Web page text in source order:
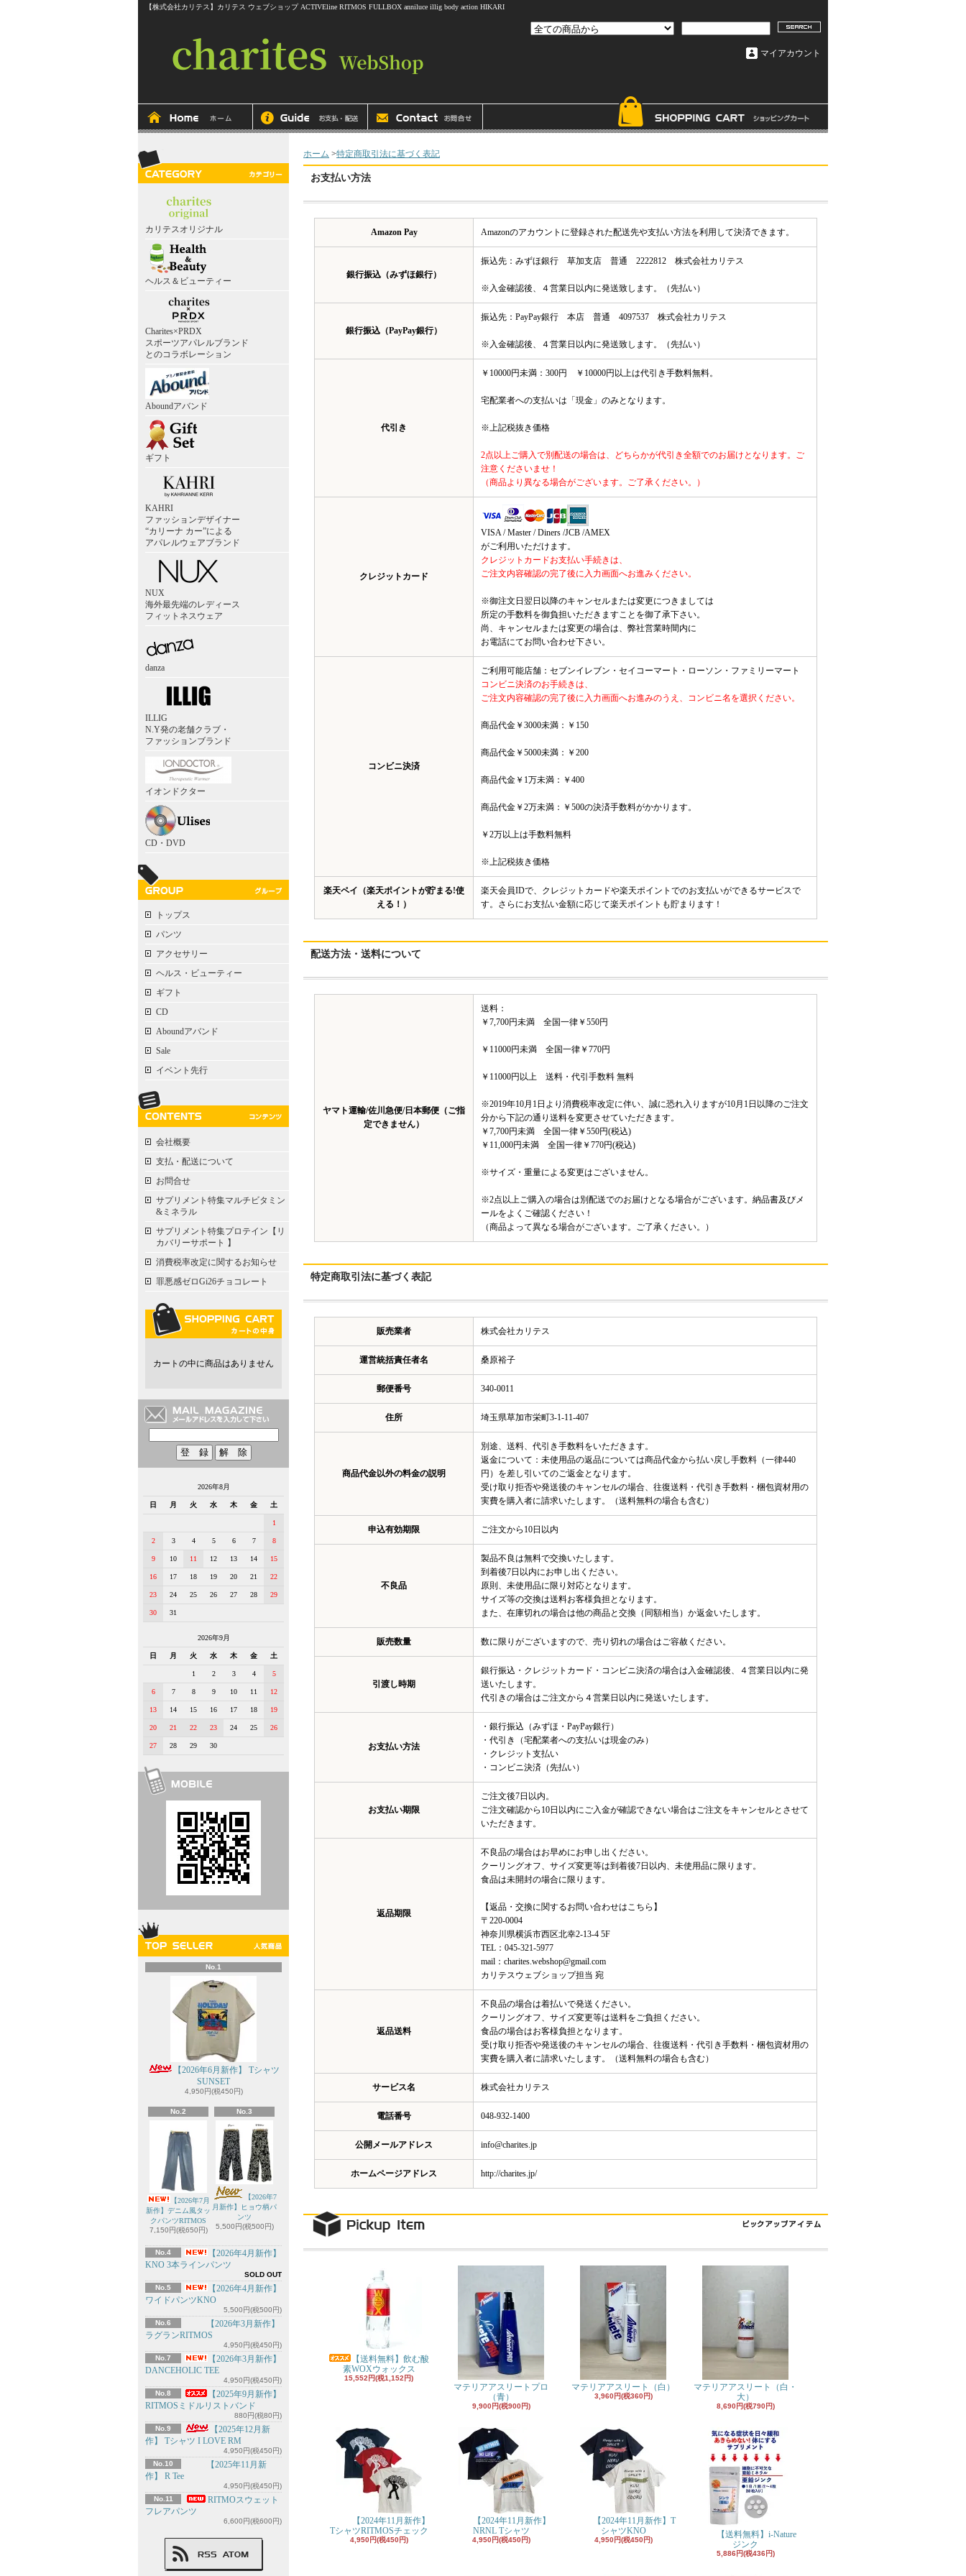
【株式会社カリテス】カリテス ウェブショップ ACTIVEline RITMOS FULLBOX anniluce illig body action HIKARI
マイアカウント
カリテスオリジナル
ヘルス＆ビューティー
Charites×PRDX
スポーツアパレルブランド
とのコラボレーション
Aboundアバンド
ギフト
KAHRI
ファッションデザイナー
“カリーナ カー”による
アパレルウェアブランド
NUX
海外最先端のレディース
フィットネスウェア
danza
ILLIG
N.Y発の老舗クラブ・
ファッションブランド
イオンドクター
CD・DVD
トップス
パンツ
アクセサリー
ヘルス・ビューティー
ギフト
CD
Aboundアバンド
Sale
イベント先行
会社概要
支払・配送について
お問合せ
サプリメント特集マルチビタミン
&ミネラル
サプリメント特集プロテイン【リ
カバリーサポート 】
消費税率改定に関するお知らせ
罪悪感ゼロGi26チョコレート
カートの中に商品はありません
2026年8月
日 月 火 水 木 金 土
1
2 3 4 5 6 7 8
9 10 11 12 13 14 15
16 17 18 19 20 21 22
23 24 25 26 27 28 29
30 31
2026年9月
日 月 火 水 木 金 土
1 2 3 4 5
6 7 8 9 10 11 12
13 14 15 16 17 18 19
20 21 22 23 24 25 26
27 28 29 30
No.1
【2026年6月新作】 Tシャツ
SUNSET
4,950円(税450円)
No.2
【2026年7月
新作】デニム風タッ
クパンツRITMOS
7,150円(税650円)
No.3
【2026年7
月新作】ヒョウ柄パ
ンツ
5,500円(税500円)
No.4
【2026年4月新作】
KNO 3本ラインパンツ
SOLD OUT
No.5
【2026年4月新作】
ワイドパンツKNO
5,500円(税500円)
No.6
【2026年3月新作】
ラグランRITMOS
4,950円(税450円)
No.7
【2026年3月新作】
DANCEHOLIC TEE
4,950円(税450円)
No.8
【2025年9月新作】
RITMOSミドルリストバンド
880円(税80円)
No.9
【2025年12月新
作】 Tシャツ I LOVE RM
4,950円(税450円)
No.10
【2025年11月新
作】 R Tee
4,950円(税450円)
No.11
RITMOスウェット
フレアパンツ
6,600円(税600円)
ホーム >特定商取引法に基づく表記
お支払い方法
Amazon Pay Amazonのアカウントに登録された配送先や支払い方法を利用して決済できます。
銀行振込（みずほ銀行）
振込先：みずほ銀行 草加支店 普通 2222812 株式会社カリテス
※入金確認後、４営業日以内に発送致します。（先払い）
銀行振込（PayPay銀行）
振込先：PayPay銀行 本店 普通 4097537 株式会社カリテス
※入金確認後、４営業日以内に発送致します。（先払い）
代引き
￥10000円未満：300円 ￥10000円以上は代引き手数料無料。
宅配業者への支払いは「現金」のみとなります。
※上記税抜き価格
2点以上ご購入で別配送の場合は、どちらかが代引き全額でのお届けとなります。ご
注意くださいませ！
（商品より異なる場合がございます。ご了承ください。）
クレジットカード
VISA / Master / Diners /JCB /AMEX
がご利用いただけます。
クレジットカードお支払い手続きは、
ご注文内容確認の完了後に入力画面へお進みください。
※御注文日翌日以降のキャンセルまたは変更につきましては
所定の手数料を御負担いただきますことを御了承下さい。
尚、キャンセルまたは変更の場合は、弊社営業時間内に
お電話にてお問い合わせ下さい。
コンビニ決済
ご利用可能店舗：セブンイレブン・セイコーマート・ローソン・ファミリーマート
コンビニ決済のお手続きは、
ご注文内容確認の完了後に入力画面へお進みのうえ、コンビニ名を選択ください。
商品代金￥3000未満：￥150
商品代金￥5000未満：￥200
商品代金￥1万未満：￥400
商品代金￥2万未満：￥500の決済手数料がかかります。
￥2万以上は手数料無料
※上記税抜き価格
楽天ペイ（楽天ポイントが貯まる!使
える！）
楽天会員IDで、クレジットカードや楽天ポイントでのお支払いができるサービスで
す。さらにお支払い金額に応じて楽天ポイントも貯まります！
配送方法・送料について
ヤマト運輸/佐川急便/日本郵便（ご指
定できません）
送料：
￥7,700円未満 全国一律￥550円
￥11000円未満 全国一律￥770円
￥11000円以上 送料・代引手数料 無料
※2019年10月1日より消費税率改定に伴い、誠に恐れ入りますが10月1日以降のご注文
分から下記の通り送料を変更させていただきます。
￥7,700円未満 全国一律￥550円(税込)
￥11,000円未満 全国一律￥770円(税込)
※サイズ・重量による変更はございません。
※2点以上ご購入の場合は別配送でのお届けとなる場合がございます。納品書及びメ
ールをよくご確認ください！
（商品よって異なる場合がございます。ご了承ください。）
特定商取引法に基づく表記
販売業者 株式会社カリテス
運営統括責任者名 桑原裕子
郵便番号 340-0011
住所 埼玉県草加市栄町3-1-11-407
商品代金以外の料金の説明
別途、送料、代引き手数料をいただきます。
返金について：未使用品の返品については商品代金から払い戻し手数料（一律440
円）を差し引いてのご返金となります。
受け取り拒否や発送後のキャンセルの場合、往復送料・代引き手数料・梱包資材用の
実費を購入者に請求いたします。（送料無料の場合も含む）
申込有効期限 ご注文から10日以内
不良品
製品不良は無料で交換いたします。
到着後7日以内にお申し出ください。
原則、未使用品に限り対応となります。
サイズ等の交換は送料お客様負担となります。
また、在庫切れの場合は他の商品と交換（同額相当）か返金いたします。
販売数量 数に限りがございますので、売り切れの場合はご容赦ください。
引渡し時期
銀行振込・クレジットカード・コンビニ決済の場合は入金確認後、４営業日以内に発
送いたします。
代引きの場合はご注文から４営業日以内に発送いたします。
お支払い方法
・銀行振込（みずほ・PayPay銀行）
・代引き（宅配業者への支払いは現金のみ）
・クレジット支払い
・コンビニ決済（先払い）
お支払い期限
ご注文後7日以内。
ご注文確認から10日以内にご入金が確認できない場合はご注文をキャンセルとさせて
いただきます。
返品期限
不良品の場合はお早めにお申し出ください。
クーリングオフ、サイズ変更等は到着後7日以内、未使用品に限ります。
食品は未開封の場合に限ります。
【返品・交換に関するお問い合わせはこちら】
〒220-0004
神奈川県横浜市西区北幸2-13-4 5F
TEL：045-321-5977
mail：charites.webshop@gmail.com
カリテスウェブショップ担当 宛
返品送料
不良品の場合は着払いで発送ください。
クーリングオフ、サイズ変更等は送料をご負担ください。
食品の場合はお客様負担となります。
受け取り拒否や発送後のキャンセルの場合、往復送料・代引き手数料・梱包資材用の
実費を購入者に請求いたします。（送料無料の場合も含む）
サービス名 株式会社カリテス
電話番号 048-932-1400
公開メールアドレス info@charites.jp
ホームページアドレス http://charites.jp/
【送料無料】飲む酸
素WOXウォックス
15,552円(税1,152円)
マテリアアスリートプロ
（青）
9,900円(税900円)
マテリアアスリート（白）
3,960円(税360円)
マテリアアスリート（白・
大）
8,690円(税790円)
【2024年11月新作】
TシャツRITMOSチェック
4,950円(税450円)
【2024年11月新作】
NRNL Tシャツ
4,950円(税450円)
【2024年11月新作】T
シャツKNO
4,950円(税450円)
【送料無料】i-Nature
ジンク
5,886円(税436円)